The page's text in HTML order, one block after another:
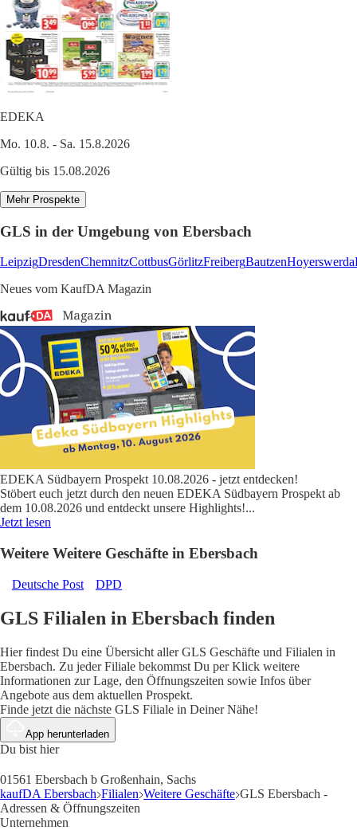
EDEKA
Mo. 10.8. - Sa. 15.8.2026
Gültig bis 15.08.2026
Mehr Prospekte
GLS in der Umgebung von Ebersbach
LeipzigDresdenChemnitzCottbusGörlitzFreibergBautzenHoyerswerda
Neues vom KaufDA Magazin
EDEKA Südbayern Prospekt 10.08.2026 - jetzt entdecken!
Stöbert euch jetzt durch den neuen EDEKA Südbayern Prospekt ab
dem 10.08.2026 und entdeckt unsere Highlights!...
Jetzt lesen
Weitere Weitere Geschäfte in Ebersbach
Deutsche Post DPD
GLS Filialen in Ebersbach finden
Hier findest Du eine Übersicht aller GLS Geschäfte und Filialen in
Ebersbach. Zu jeder Filiale bekommst Du per Klick weitere
Informationen zur Lage, den Öffnungszeiten sowie Infos über
Angebote aus dem aktuellen Prospekt.
Finde jetzt die nächste GLS Filiale in Deiner Nähe!
App herunterladen
Du bist hier
01561 Ebersbach b Großenhain, Sachs
kaufDA Ebersbach Filialen Weitere Geschäfte GLS Ebersbach -
Adressen & Öffnungszeiten
Unternehmen